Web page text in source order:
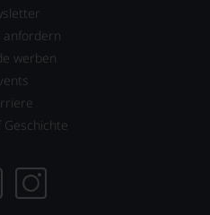
anfordern
werben
Geschichte